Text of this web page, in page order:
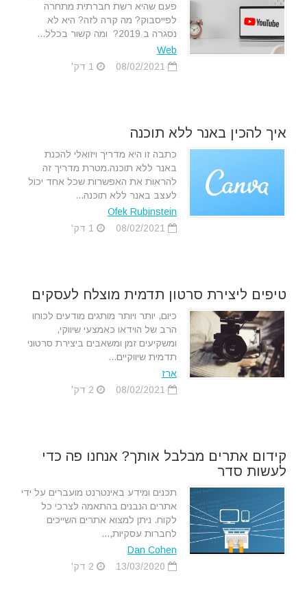
פעם שהיא רשת חברתית מתחרה
לפייסבוק? מה קרה לזה? היא לא
נסגרה ב 2019? ומה קשור בכלל...
Web
איך להכין באנר ללא תוכנה
כתבה זו היא מדריך ויזואלי להכנת
באנר ללא תוכנה.מטרת מדריך זה
להראות את האפשרות שכל אחד יכול
לעצב באנר ללא תוכנה...
Ofek Rubinstein
טיפים ליצירת סרטון תדמית מוצלח לעסקים
כיום, יותר ויותר מותגים מודעים לכוחו
הרב של הוידאו כאמצעי שיווקי,
ומשקיעים זמן ומשאבים ביצירת סרטוני
תדמית שיווקיים...
ארז
קידום אתרים מבלבל אותך? אנחנו פה כדי
לעשות סדר
תכנים ומידע באינטרנט מועברים על ידי
אתרים הנבנים בהתאמה לצרכי כל
לקוח. ניתן למצוא אתרים השייכים
לחברות עסקיות,...
Dan Cohen